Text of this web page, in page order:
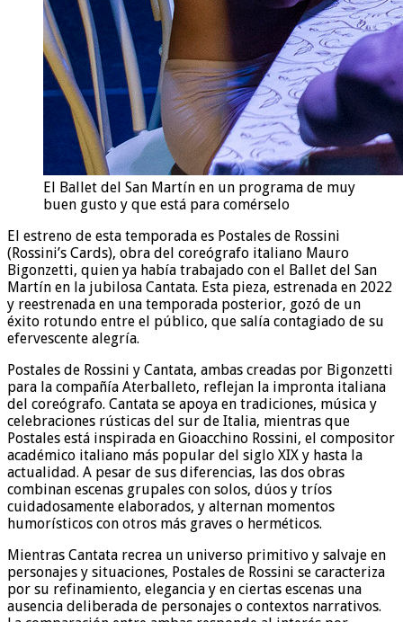
El Ballet del San Martín en un programa de muy
buen gusto y que está para comérselo
El estreno de esta temporada es Postales de Rossini
(Rossini’s Cards), obra del coreógrafo italiano Mauro
Bigonzetti, quien ya había trabajado con el Ballet del San
Martín en la jubilosa Cantata. Esta pieza, estrenada en 2022
y reestrenada en una temporada posterior, gozó de un
éxito rotundo entre el público, que salía contagiado de su
efervescente alegría.
Postales de Rossini y Cantata, ambas creadas por Bigonzetti
para la compañía Aterballeto, reflejan la impronta italiana
del coreógrafo. Cantata se apoya en tradiciones, música y
celebraciones rústicas del sur de Italia, mientras que
Postales está inspirada en Gioacchino Rossini, el compositor
académico italiano más popular del siglo XIX y hasta la
actualidad. A pesar de sus diferencias, las dos obras
combinan escenas grupales con solos, dúos y tríos
cuidadosamente elaborados, y alternan momentos
humorísticos con otros más graves o herméticos.
Mientras Cantata recrea un universo primitivo y salvaje en
personajes y situaciones, Postales de Rossini se caracteriza
por su refinamiento, elegancia y en ciertas escenas una
ausencia deliberada de personajes o contextos narrativos.